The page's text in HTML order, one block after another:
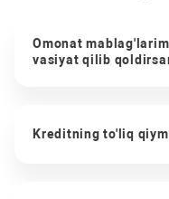
Omonat
vasiyat qilib
Kreditning to'liq